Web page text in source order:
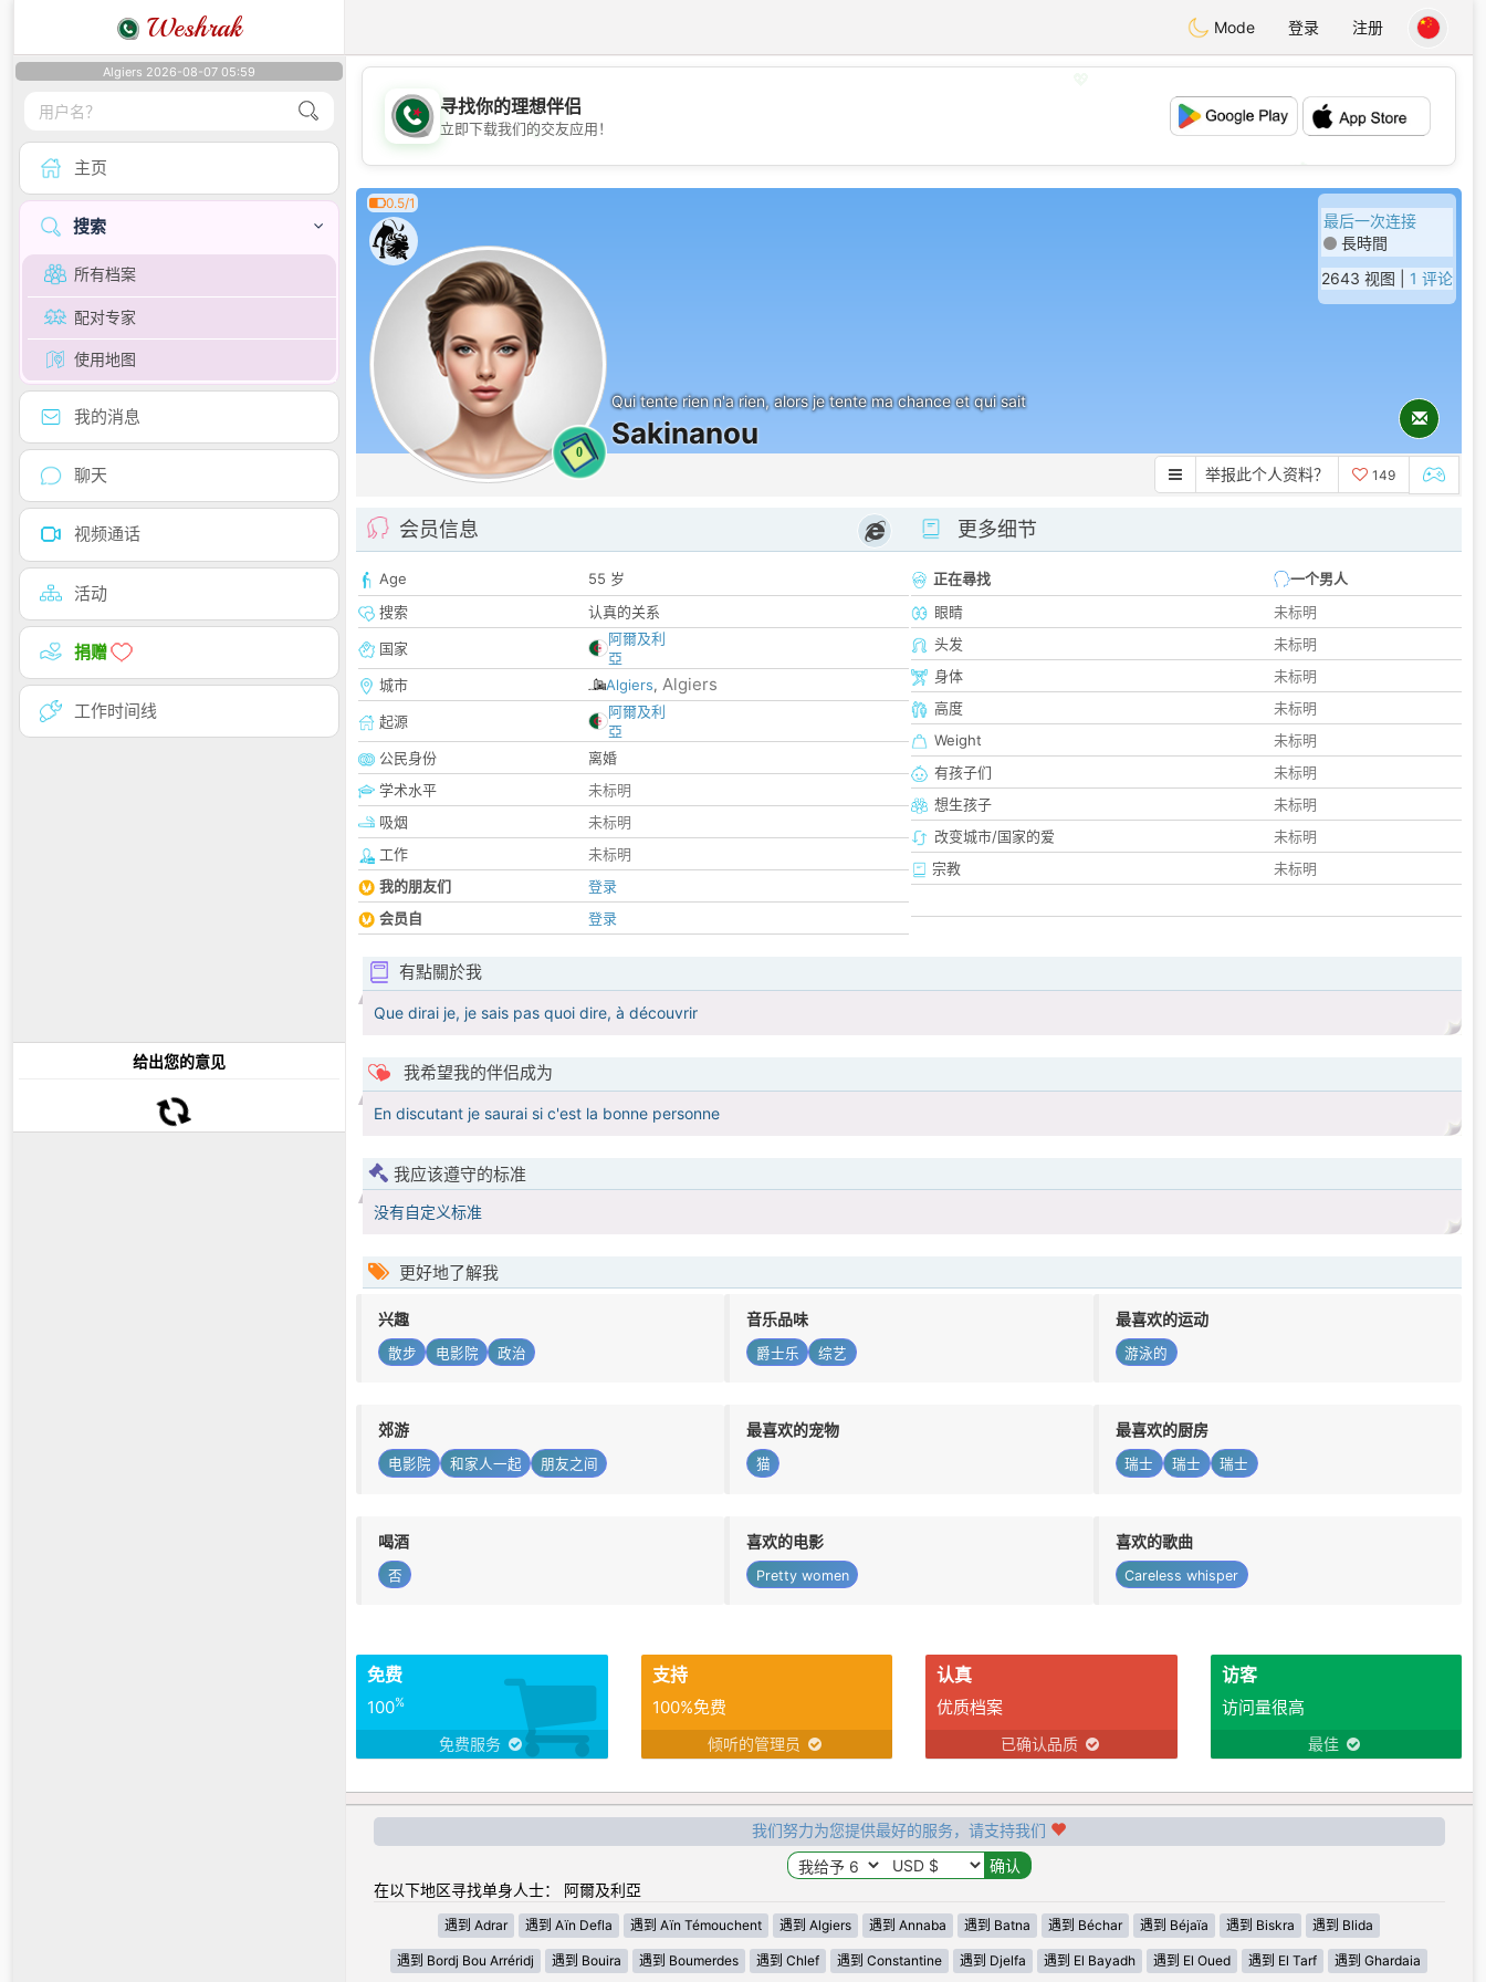
Weshrak Mode 登录 注册
Algiers 2026-08-07 05:59
主页
搜索
所有档案
配对专家
使用地图
我的消息
聊天
视频通话
活动
捐赠
工作时间线
给出您的意见
💖
💕
寻找你的理想伴侣
立即下载我们的交友应用！
0.5/1
0
Qui tente rien n'a rien, alors je tente ma chance et qui sait
Sakinanou
最后一次连接
長時間
2643 视图 | 1 评论
举报此个人资料？ 149
会员信息
Age
55 岁
搜索
认真的关系
国家
阿爾及利
亞
城市
Algiers, Algiers
起源
阿爾及利
亞
公民身份
离婚
学术水平
未标明
吸烟
未标明
工作
未标明
我的朋友们
登录
会员自
登录
更多细节
正在尋找
一个男人
眼睛
未标明
头发
未标明
身体
未标明
高度
未标明
Weight
未标明
有孩子们
未标明
想生孩子
未标明
改变城市/国家的爱
未标明
宗教
未标明
有點關於我
Que dirai je, je sais pas quoi dire, à découvrir
我希望我的伴侣成为
En discutant je saurai si c'est la bonne personne
我应该遵守的标准
没有自定义标准
更好地了解我
兴趣
散步 电影院 政治
音乐品味
爵士乐 综艺
最喜欢的运动
游泳的
郊游
电影院 和家人一起 朋友之间
最喜欢的宠物
猫
最喜欢的厨房
瑞士 瑞士 瑞士
喝酒
否
喜欢的电影
Pretty women
喜欢的歌曲
Careless whisper
免费
100%
免费服务
支持
100%免费
倾听的管理员
认真
优质档案
已确认品质
访客
访问量很高
最佳
我们努力为您提供最好的服务，请支持我们
在以下地区寻找单身人士： 阿爾及利亞
遇到 Adrar 遇到 Aïn Defla 遇到 Aïn Témouchent 遇到 Algiers 遇到 Annaba 遇到 Batna 遇到 Béchar 遇到 Béjaïa 遇到 Biskra 遇到 Blida
遇到 Bordj Bou Arréridj 遇到 Bouira 遇到 Boumerdes 遇到 Chlef 遇到 Constantine 遇到 Djelfa 遇到 El Bayadh 遇到 El Oued 遇到 El Tarf 遇到 Ghardaia